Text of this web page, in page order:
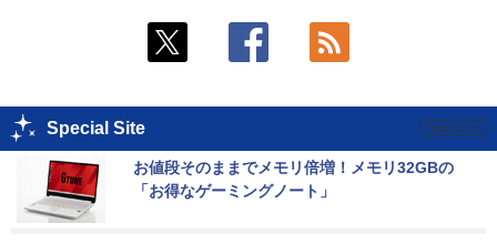
Special Site
お値段そのままでメモリ倍増！メモリ32GBの
「お得なゲーミングノート」